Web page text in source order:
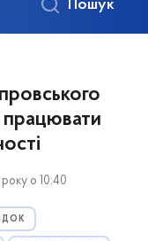
Пошук
о 10:40